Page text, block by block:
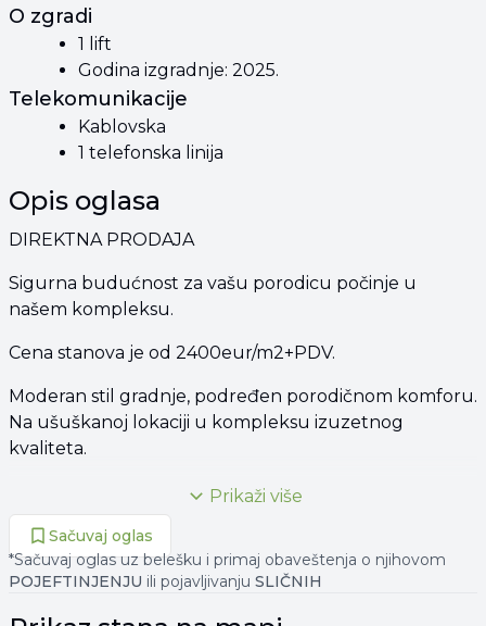
O zgradi
1 lift
Godina izgradnje: 2025.
Telekomunikacije
Kablovska
1 telefonska linija
Opis oglasa
DIREKTNA PRODAJA
Sigurna budućnost za vašu porodicu počinje u
našem kompleksu.
Cena stanova je od 2400eur/m2+PDV.
Moderan stil gradnje, podređen porodičnom komforu.
Na ušuškanoj lokaciji u kompleksu izuzetnog
kvaliteta.
Pored kompleksa je parcela koja je namenjena
izgradnji sportskih sadržaja i zelenila.
Uz objekat je predviđena izgradnja saobraćanice koja
će taj deo grada povezivati sa autoputem.
Prikaži više
Sačuvaj oglas
*Sačuvaj oglas uz belešku i primaj obaveštenja o njihovom
POJEFTINJENJU ili pojavljivanju SLIČNIH